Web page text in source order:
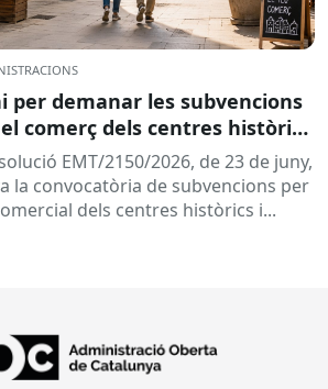
per demanar les subvencions
comerç dels centres històrics
de Catalunya
EMT/2150/2026, de 23 de juny,
la convocatòria de subvencions per
dels centres històrics i...